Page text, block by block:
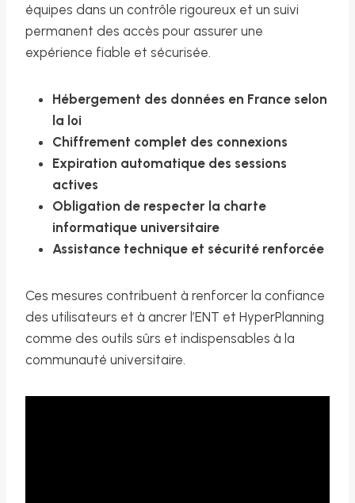
équipes dans un contrôle rigoureux et un suivi
permanent des accès pour assurer une
expérience fiable et sécurisée.
Hébergement des données en France selon
la loi
Chiffrement complet des connexions
Expiration automatique des sessions
actives
Obligation de respecter la charte
informatique universitaire
Assistance technique et sécurité renforcée
Ces mesures contribuent à renforcer la confiance
des utilisateurs et à ancrer l’ENT et HyperPlanning
comme des outils sûrs et indispensables à la
communauté universitaire.